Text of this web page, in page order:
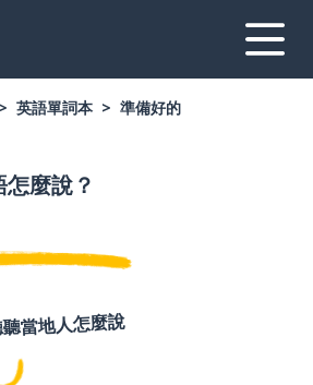
英語單詞本 準備好的
怎麼說？
當地人怎麼說